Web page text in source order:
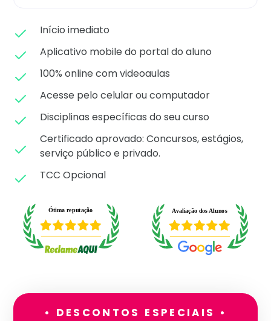
Início imediato
Aplicativo mobile do portal do aluno
100% online com videoaulas
Acesse pelo celular ou computador
Disciplinas específicas do seu curso
Certificado aprovado: Concursos, estágios,
serviço público e privado.
TCC Opcional
• DESCONTOS ESPECIAIS •